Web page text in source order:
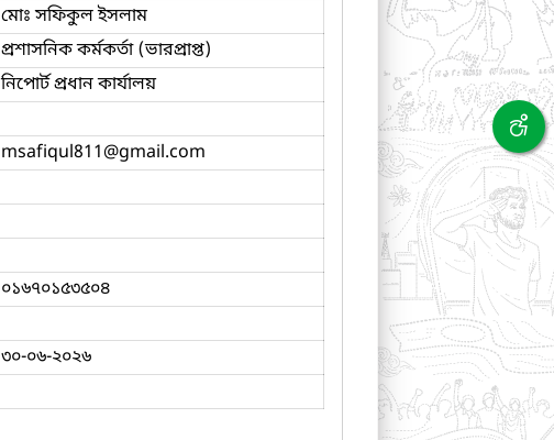
মোঃ সফিকুল ইসলাম
প্রশাসনিক কর্মকর্তা (ভারপ্রাপ্ত)
নিপোর্ট প্রধান কার্যালয়
msafiqul811@gmail.com
০১৬৭০১৫৩৫০৪
৩০-০৬-২০২৬